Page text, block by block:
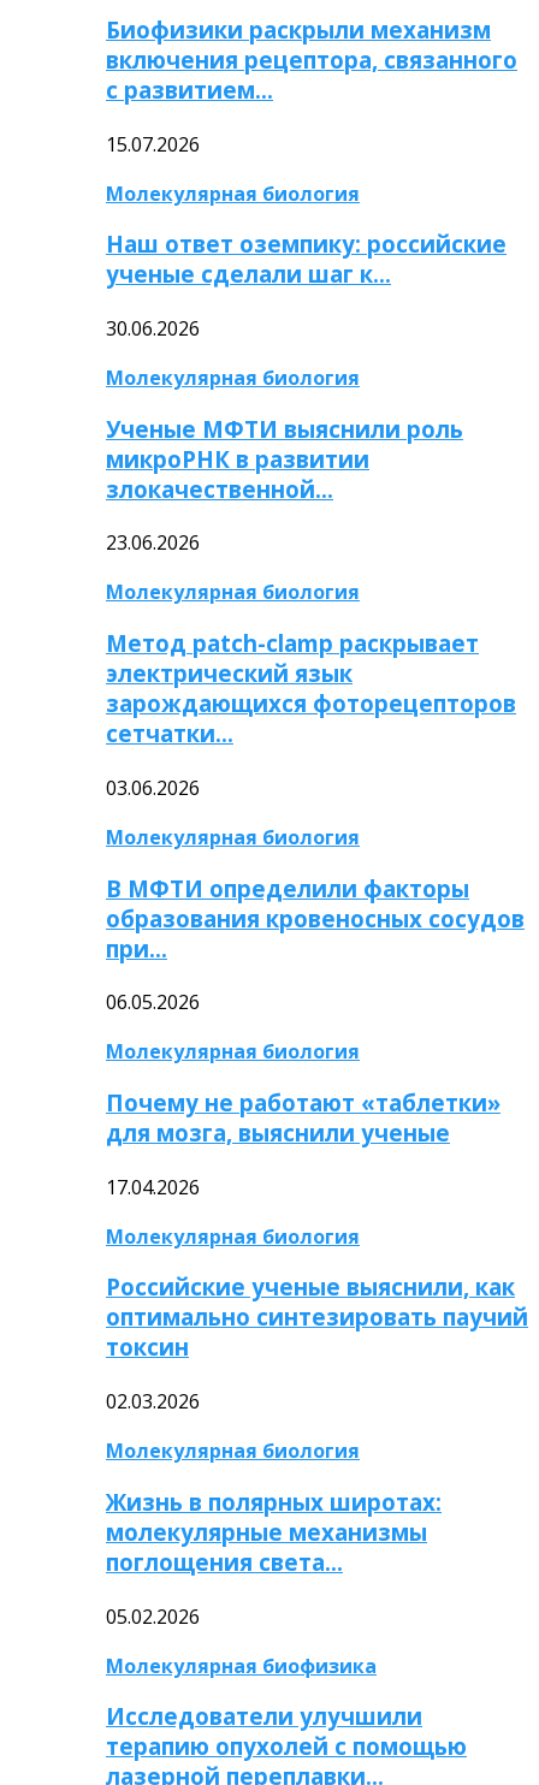
Биофизики раскрыли механизм
включения рецептора, связанного
с развитием…
15.07.2026
Молекулярная биология
Наш ответ оземпику: российские
ученые сделали шаг к…
30.06.2026
Молекулярная биология
Ученые МФТИ выяснили роль
микроРНК в развитии
злокачественной…
23.06.2026
Молекулярная биология
Метод patch-clamp раскрывает
электрический язык
зарождающихся фоторецепторов
сетчатки…
03.06.2026
Молекулярная биология
В МФТИ определили факторы
образования кровеносных сосудов
при…
06.05.2026
Молекулярная биология
Почему не работают «таблетки»
для мозга, выяснили ученые
17.04.2026
Молекулярная биология
Российские ученые выяснили, как
оптимально синтезировать паучий
токсин
02.03.2026
Молекулярная биология
Жизнь в полярных широтах:
молекулярные механизмы
поглощения света…
05.02.2026
Молекулярная биофизика
Исследователи улучшили
терапию опухолей с помощью
лазерной переплавки…